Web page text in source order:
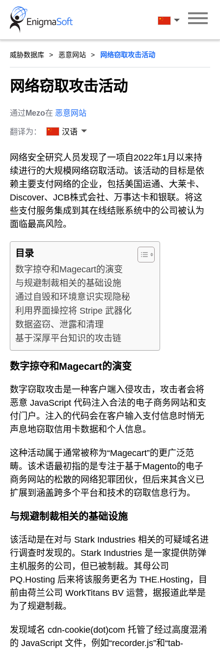
Skip
content
汉语
威胁数据库 恶意网站 网络窃取攻击活动
网络窃取攻击活动
通过 Mezo在 恶意网站
翻译为： 汉语
网络安全研究人员发现了一项自2022年1月以来持
续进行的大规模网络窃取活动。该活动的目标是依
赖主要支付网络的企业，包括美国运通、大莱卡、
Discover、JCB株式会社、万事达卡和银联。将这
些支付服务集成到其在线结账系统中的公司被认为
面临最高风险。
目录
数字掠夺和Magecart的演变
与规避制裁相关的基础设施
通过自毁和环境意识实现隐秘
利用界面操控将 Stripe 武器化
数据盗窃、泄露和清理
基于深厚平台知识的攻击链
数字掠夺和Magecart的演变
数字窃取攻击是一种客户端入侵攻击，攻击者会将
恶意 JavaScript 代码注入合法的电子商务网站和支
付门户。注入的代码会在客户输入支付信息时悄无
声息地窃取信用卡数据和个人信息。
这种活动属于通常被称为“Magecart”的更广泛范
畴。该术语最初指的是专注于基于Magento的电子
商务网站的松散的网络犯罪团伙，但后来其含义已
扩展到涵盖跨多个平台和技术的窃取信息行为。
与规避制裁相关的基础设施
该活动是在对与 Stark Industries 相关的可疑域名进
行调查时发现的。Stark Industries 是一家提供防弹
主机服务的公司，但已被制裁。其母公司
PQ.Hosting 后来将该服务更名为 THE.Hosting，目
前由荷兰公司 WorkTitans BV 运营，据报道此举是
为了规避制裁。
发现域名 cdn-cookie(dot)com 托管了经过高度混淆
的 JavaScript 文件，例如“recorder.js”和“tab-